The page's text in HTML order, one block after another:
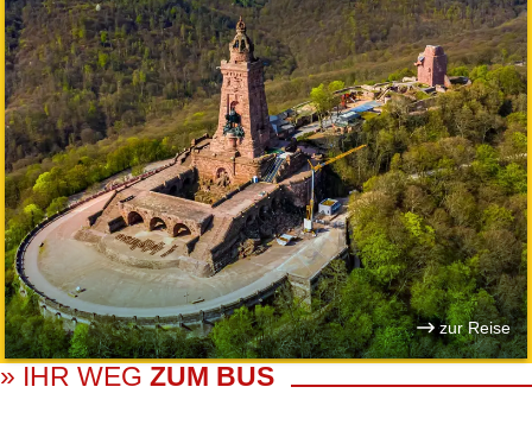
zur Reise
» IHR WEG ZUM BUS